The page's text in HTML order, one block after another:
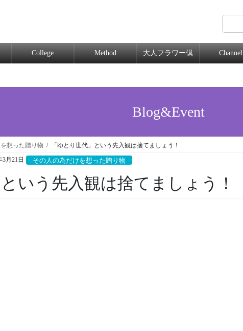
College Method 大人フラワー倶 Channel
Blog&Event
想った贈り物
「ゆとり世代」という先入観は捨てましょう！
3月21日 その人の為だけを想った贈り物
いう先入観は捨てましょう！